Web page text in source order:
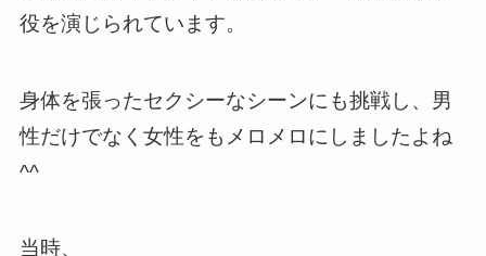
役を演じられています。
身体を張ったセクシーなシーンにも挑戦し、男
性だけでなく女性をもメロメロにしましたよね
^^
当時、